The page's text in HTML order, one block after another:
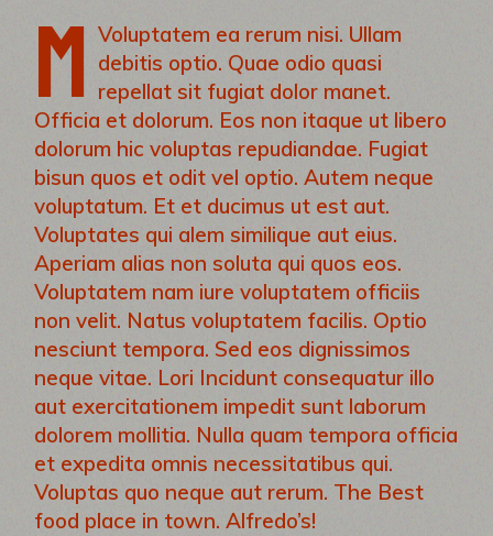
M Voluptatem ea rerum nisi. Ullam
debitis optio. Quae odio quasi
repellat sit fugiat dolor manet.
Officia et dolorum. Eos non itaque ut libero
dolorum hic voluptas repudiandae. Fugiat
bisun quos et odit vel optio. Autem neque
voluptatum. Et et ducimus ut est aut.
Voluptates qui alem similique aut eius.
Aperiam alias non soluta qui quos eos.
Voluptatem nam iure voluptatem officiis
non velit. Natus voluptatem facilis. Optio
nesciunt tempora. Sed eos dignissimos
neque vitae. Lori Incidunt consequatur illo
aut exercitationem impedit sunt laborum
dolorem mollitia. Nulla quam tempora officia
et expedita omnis necessitatibus qui.
Voluptas quo neque aut rerum. The Best
food place in town. Alfredo’s!